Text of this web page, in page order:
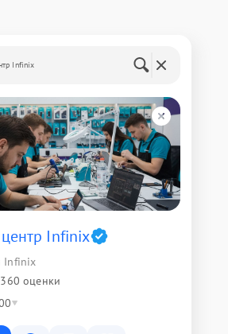
Infinix
Infinix
Infinix
360 оценки